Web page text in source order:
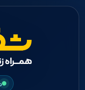
Impression Coping